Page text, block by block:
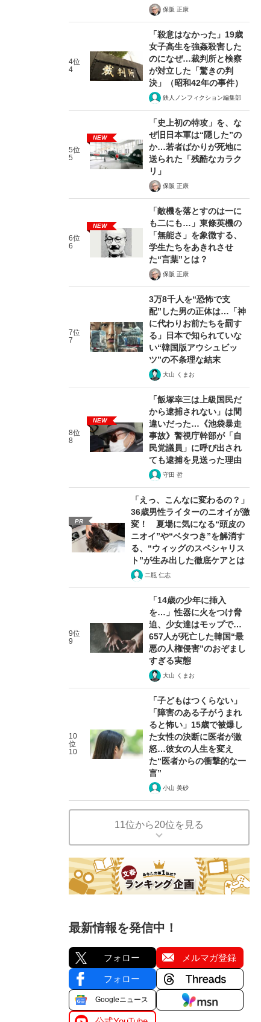
保阪 正康
4位
4
「殺意はなかった」19歳
女子高生を強姦殺害した
のになぜ…裁判所と検察
が対立した「驚きの判
決」（昭和42年の事件）
鉄人ノンフィクション編集部
5位
5
NEW
「史上初の特攻」を、な
ぜ旧日本軍は“隠した”の
か…若者ばかりが死地に
送られた「残酷なカラク
リ」
保阪 正康
6位
6
NEW
「敵機を落とすのは一に
も二にも…」東條英機の
「無能さ」を象徴する、
学生たちをあきれさせ
た“言葉”とは？
保阪 正康
7位
7
3万8千人を“恐怖で支
配”した男の正体は…「神
に代わりお前たちを罰す
る」日本で知られていな
い“韓国版アウシュビッ
ツ”の不条理な結末
大山 くまお
8位
8
NEW
「飯塚幸三は上級国民だ
から逮捕されない」は間
違いだった…《池袋暴走
事故》警視庁幹部が「自
民党議員」に呼び出され
ても逮捕を見送った理由
守田 哲
PR
「えっ、こんなに変わるの？」
36歳男性ライターのニオイが激
変！ 夏場に気になる“頭皮の
ニオイ”や“ベタつき”を解消す
る、“ウィッグのスペシャリス
ト”が生み出した徹底ケアとは
二瓶 仁志
9位
9
「14歳の少年に挿入
を…」性器に火をつけ脅
迫、少女達はモップで…
657人が死亡した韓国“最
悪の人権侵害”のおぞまし
すぎる実態
大山 くまお
10
位
10
「子どもはつくらない」
「障害のある子がうまれ
ると怖い」15歳で被爆し
た女性の決断に医者が激
怒…彼女の人生を変え
た“医者からの衝撃的な一
言”
小山 美砂
11位から20位を見る
最新情報を発信中！
フォロー メルマガ登録
フォロー
Googleニュース